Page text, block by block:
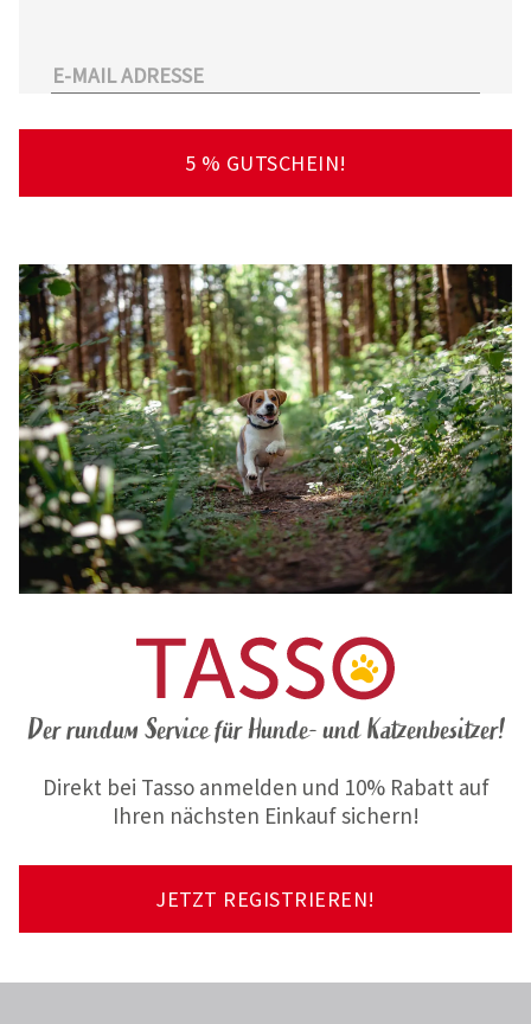
großen Anzahl an Partnertierärzten
finden – deutschlandweit!
5 % GUTSCHEIN!
Der rundum Service für Hunde- und Katzenbesitzer!
Direkt bei Tasso anmelden und 10% Rabatt auf
Ihren nächsten Einkauf sichern!
JETZT REGISTRIEREN!